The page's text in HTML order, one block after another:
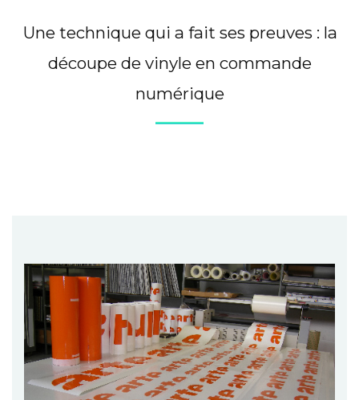
Une technique qui a fait ses preuves : la
découpe de vinyle en commande
numérique